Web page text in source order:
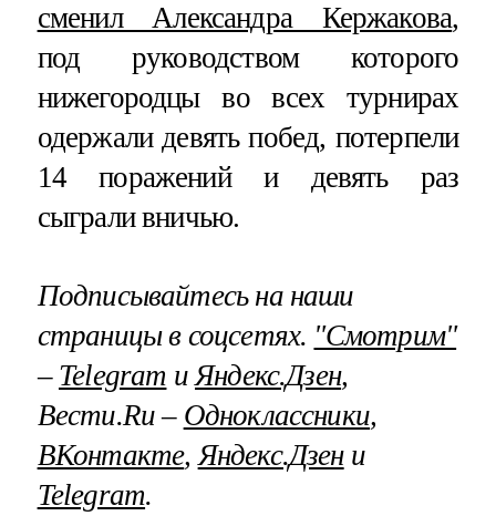
сменил Александра Кержакова,
под руководством которого
нижегородцы во всех турнирах
одержали девять побед, потерпели
14 поражений и девять раз
сыграли вничью.
Подписывайтесь на наши
страницы в соцсетях. "Смотрим"
– Telegram иЯндекс.Дзен,
Вести.Ru – Одноклассники,
ВКонтакте,Яндекс.Дзени
Telegram.